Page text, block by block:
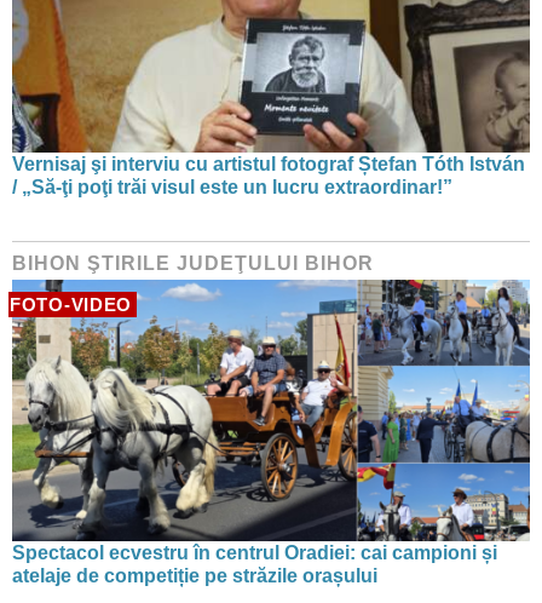
Vernisaj şi interviu cu artistul fotograf Ștefan Tóth István
/ „Să-ţi poţi trăi visul este un lucru extraordinar!”
BIHON ŞTIRILE JUDEŢULUI BIHOR
FOTO-VIDEO
Spectacol ecvestru în centrul Oradiei: cai campioni și
atelaje de competiție pe străzile orașului